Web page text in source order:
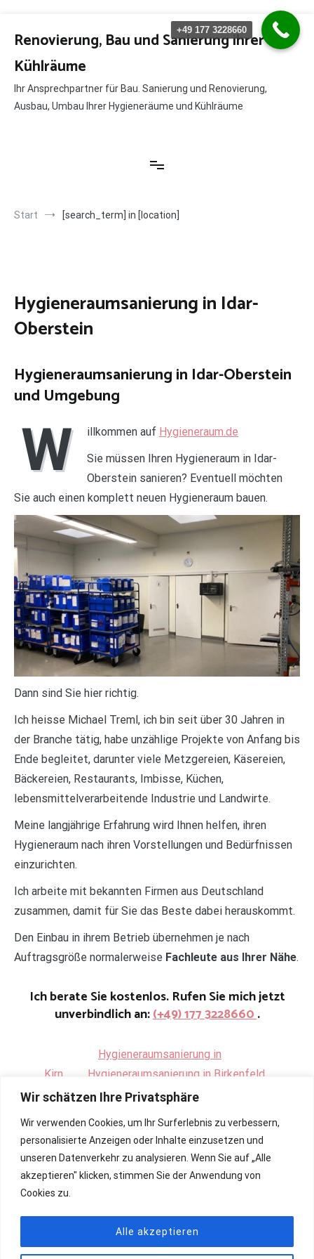
Wir schätzen Ihre Privatsphäre
Wir verwenden Cookies, um Ihr Surferlebnis zu verbessern,
personalisierte Anzeigen oder Inhalte einzusetzen und
unseren Datenverkehr zu analysieren. Wenn Sie auf „Alle
akzeptieren" klicken, stimmen Sie der Anwendung von
Cookies zu.
Alle akzeptieren
Inhalt
springen
Renovierung, Bau und Sanierung ihrer
Kühlräume
Ihr Ansprechpartner für Bau. Sanierung und Renovierung,
Ausbau, Umbau Ihrer Hygieneräume und Kühlräume
Start [search_term] in [location]
Hygieneraumsanierung in Idar-
Oberstein
Hygieneraumsanierung in Idar-Oberstein
und Umgebung
W illkommen auf Hygieneraum.de
Sie müssen Ihren Hygieneraum in Idar-
Oberstein sanieren? Eventuell möchten
Sie auch einen komplett neuen Hygieneraum bauen.
Dann sind Sie hier richtig.
Ich heisse Michael Treml, ich bin seit über 30 Jahren in
der Branche tätig, habe unzählige Projekte von Anfang bis
Ende begleitet, darunter viele Metzgereien, Käsereien,
Bäckereien, Restaurants, Imbisse, Küchen,
lebensmittelverarbeitende Industrie und Landwirte.
Meine langjährige Erfahrung wird Ihnen helfen, ihren
Hygieneraum nach ihren Vorstellungen und Bedürfnissen
einzurichten.
Ich arbeite mit bekannten Firmen aus Deutschland
zusammen, damit für Sie das Beste dabei herauskommt.
Den Einbau in ihrem Betrieb übernehmen je nach
Auftragsgröße normalerweise Fachleute aus Ihrer Nähe.
Ich berate Sie kostenlos. Rufen Sie mich jetzt
unverbindlich an:(+49) 177 3228660.
Hygieneraumsanierung in
Kirn
Hygieneraumsanierung in Birkenfeld
+49 177 3228660